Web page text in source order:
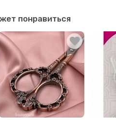
понравиться